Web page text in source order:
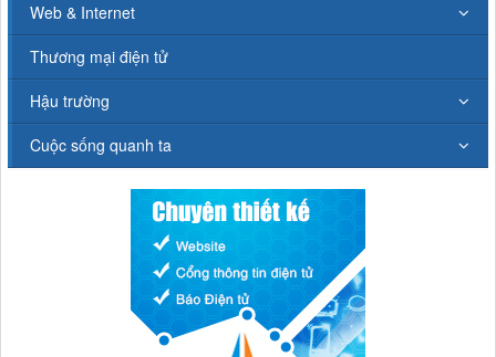
Web & Internet
Thương mại điện tử
Hậu trường
Cuộc sống quanh ta